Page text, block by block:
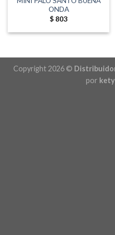
ONDA
$ 803
Copyright 2026 ©
por